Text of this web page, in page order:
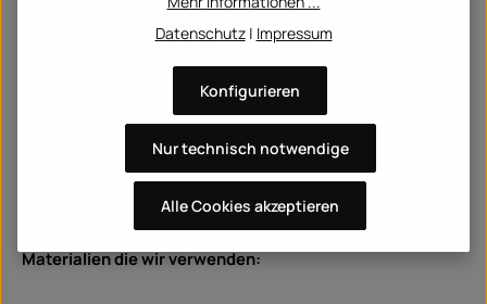
HOVER
Materialien die wir verwenden:
Datenschutz| Impressum
Nur technisch notwendige
Konfigurieren
Alle Cookies akzeptieren